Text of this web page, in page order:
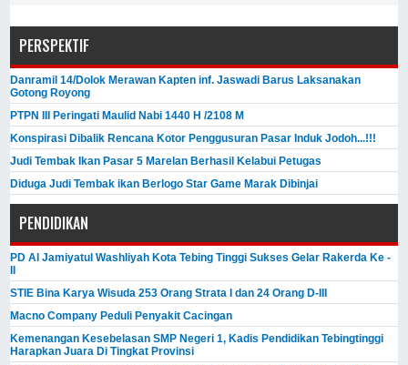
PERSPEKTIF
Danramil 14/Dolok Merawan Kapten inf. Jaswadi Barus Laksanakan
Gotong Royong
PTPN III Peringati Maulid Nabi 1440 H /2108 M
Konspirasi Dibalik Rencana Kotor Penggusuran Pasar Induk Jodoh...!!!
Judi Tembak Ikan Pasar 5 Marelan Berhasil Kelabui Petugas
Diduga Judi Tembak ikan Berlogo Star Game Marak Dibinjai
PENDIDIKAN
PD Al Jamiyatul Washliyah Kota Tebing Tinggi Sukses Gelar Rakerda Ke -
STIE Bina Karya Wisuda 253 Orang Strata I dan 24 Orang D-III
Macno Company Peduli Penyakit Cacingan
Kemenangan Kesebelasan SMP Negeri 1, Kadis Pendidikan Tebingtinggi
Harapkan Juara Di Tingkat Provinsi